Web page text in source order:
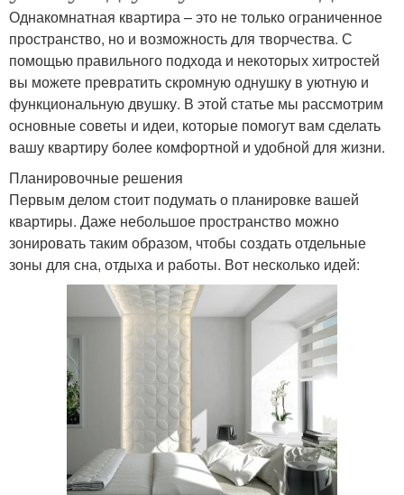
Однакомнатная квартира – это не только ограниченное
пространство, но и возможность для творчества. С
помощью правильного подхода и некоторых хитростей
вы можете превратить скромную однушку в уютную и
функциональную двушку. В этой статье мы рассмотрим
основные советы и идеи, которые помогут вам сделать
вашу квартиру более комфортной и удобной для жизни.
Планировочные решения
Первым делом стоит подумать о планировке вашей
квартиры. Даже небольшое пространство можно
зонировать таким образом, чтобы создать отдельные
зоны для сна, отдыха и работы. Вот несколько идей: